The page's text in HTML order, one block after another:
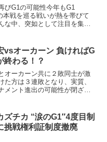
びG1の可能性今年もG1
本戦を巡る戦いが熱を帯びて
な中、突如として注目を集め
戦に急遽名乗りを上げたの
手は若きラ...
vsオーカーン 負ければG
終わる！？
オーカーン共に２敗同士が激
方は３連敗となり、実質、
メント進出の可能性が閉ざさ
ズチカ “涙のG1″4度目制
挑戦権利証制度撤廃